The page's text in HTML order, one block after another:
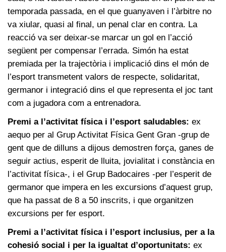
temporada passada, en el que guanyaven i l’àrbitre no
va xiular, quasi al final, un penal clar en contra. La
reacció va ser deixar-se marcar un gol en l’acció
següent per compensar l’errada. Simón ha estat
premiada per la trajectòria i implicació dins el món de
l’esport transmetent valors de respecte, solidaritat,
germanor i integració dins el que representa el joc tant
com a jugadora com a entrenadora.
Premi a l’activitat física i l’esport saludables: ex
aequo per al Grup Activitat Física Gent Gran -grup de
gent que de dilluns a dijous demostren força, ganes de
seguir actius, esperit de lluita, jovialitat i constància en
l’activitat física-, i el Grup Badocaires -per l’esperit de
germanor que impera en les excursions d’aquest grup,
que ha passat de 8 a 50 inscrits, i que organitzen
excursions per fer esport.
Premi a l’activitat física i l’esport inclusius, per a la
cohesió social i per la igualtat d’oportunitats: ex